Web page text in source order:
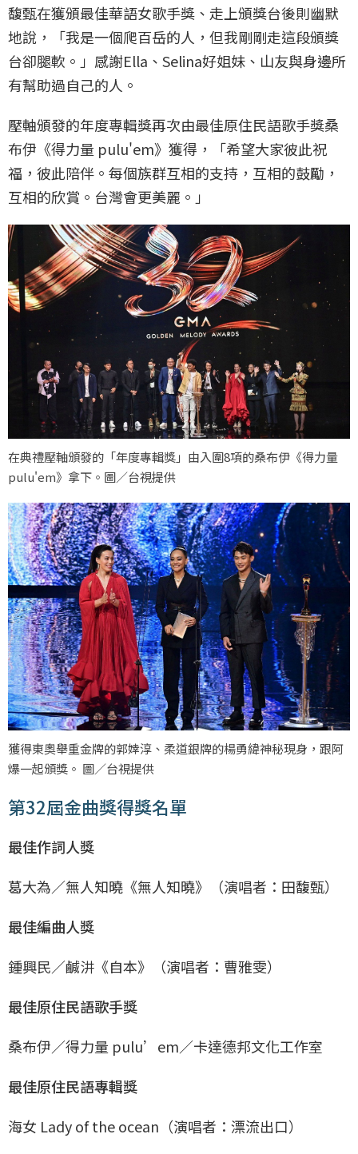
馥甄在獲頒最佳華語女歌手獎、走上頒獎台後則幽默
地說，「我是一個爬百岳的人，但我剛剛走這段頒獎
台卻腿軟。」感謝Ella、Selina好姐妹、山友與身邊所
有幫助過自己的人。
壓軸頒發的年度專輯獎再次由最佳原住民語歌手獎桑
布伊《得力量 pulu'em》獲得，「希望大家彼此祝
福，彼此陪伴。每個族群互相的支持，互相的鼓勵，
互相的欣賞。台灣會更美麗。」
在典禮壓軸頒發的「年度專輯獎」由入圍8項的桑布伊《得力量
pulu'em》拿下。圖／台視提供
獲得東奧舉重金牌的郭婞淳、柔道銀牌的楊勇緯神秘現身，跟阿
爆一起頒獎。 圖／台視提供
第32屆金曲獎得獎名單
最佳作詞人獎
葛大為／無人知曉《無人知曉》（演唱者：田馥甄）
最佳編曲人獎
鍾興民／鹹汫《自本》（演唱者：曹雅雯）
最佳原住民語歌手獎
桑布伊／得力量 pulu’em／卡達德邦文化工作室
最佳原住民語專輯獎
海女 Lady of the ocean（演唱者：漂流出口）